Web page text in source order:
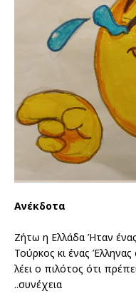
Ανέκδοτα
Ζήτω η Ελλάδα Ήταν
Τούρκος κι ένας
λέει ο πιλότος ότι
..συνέχεια